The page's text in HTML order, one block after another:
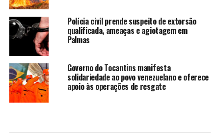
Polícia civil prende suspeito de extorsão
qualificada, ameaças e agiotagem em
Palmas
Governo do Tocantins manifesta
solidariedade ao povo venezuelano e oferece
apoio às operações de resgate